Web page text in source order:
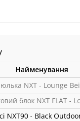
Найменування
NXT - Lounge
блок NXT FLAT -
NXT90 - Black